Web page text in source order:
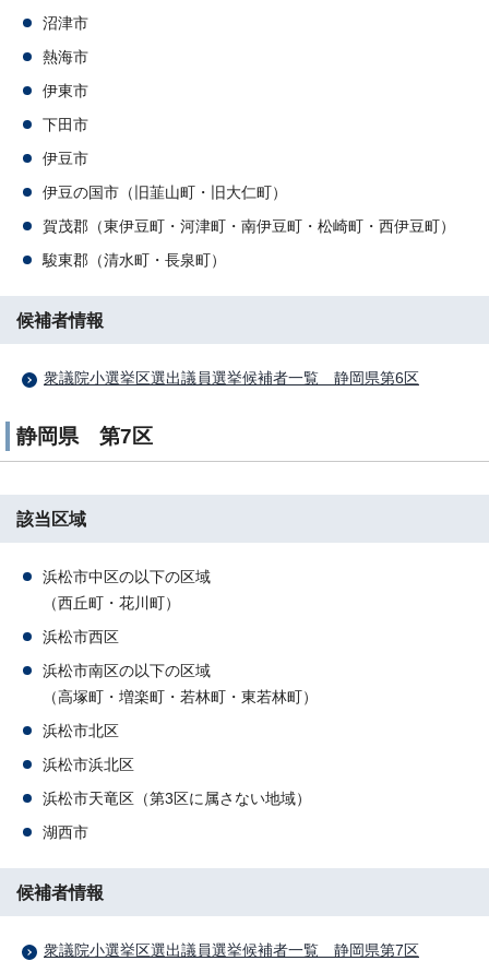
沼津市
熱海市
伊東市
下田市
伊豆市
伊豆の国市（旧韮山町・旧大仁町）
賀茂郡（東伊豆町・河津町・南伊豆町・松崎町・西伊豆町）
駿東郡（清水町・長泉町）
候補者情報
衆議院小選挙区選出議員選挙候補者一覧 静岡県第6区
静岡県 第7区
該当区域
浜松市中区の以下の区域
（西丘町・花川町）
浜松市西区
浜松市南区の以下の区域
（高塚町・増楽町・若林町・東若林町）
浜松市北区
浜松市浜北区
浜松市天竜区（第3区に属さない地域）
湖西市
候補者情報
衆議院小選挙区選出議員選挙候補者一覧 静岡県第7区